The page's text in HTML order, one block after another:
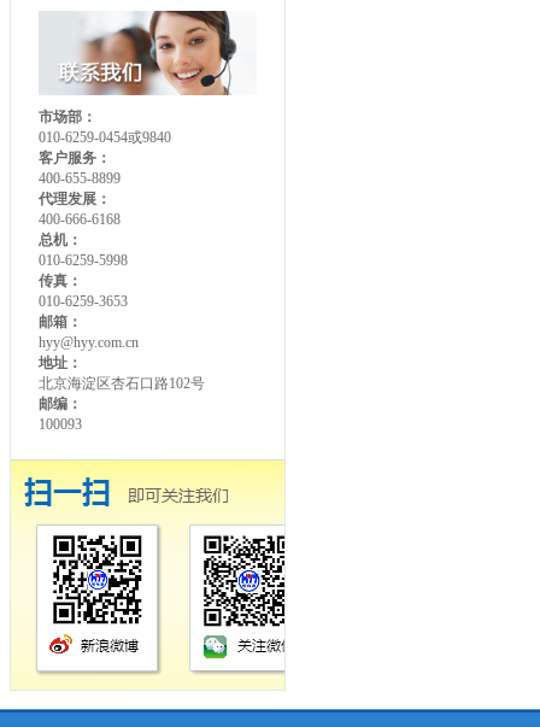
市场部：
010-6259-0454或9840
客户服务：
400-655-8899
代理发展：
400-666-6168
总机：
010-6259-5998
传真：
010-6259-3653
邮箱：
hyy@hyy.com.cn
地址：
北京海淀区杏石口路102号
邮编：
100093